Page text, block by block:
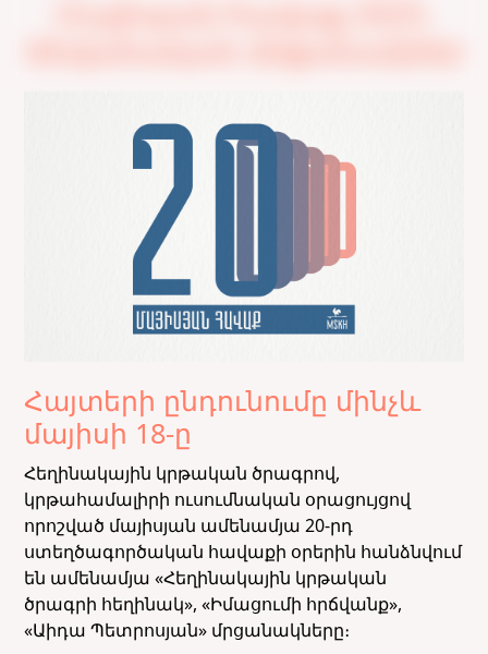
Մայիսյան հավաք 2025։
Հայտերի ընդունումը մինչև
մայիսի 18-ը
Հեղինակային կրթական ծրագրով,
կրթահամալիրի ուսումնական օրացույցով
որոշված մայիսյան ամենամյա 20-րդ
ստեղծագործական հավաքի օրերին հանձնվում
են ամենամյա «Հեղինակային կրթական
ծրագրի հեղինակ», «Իմացումի հրճվանք»,
«Աիդա Պետրոսյան» մրցանակները։